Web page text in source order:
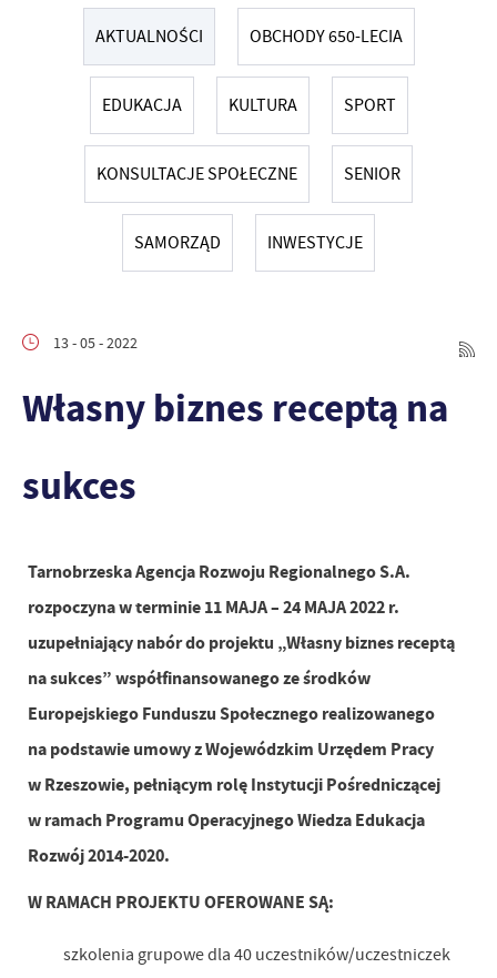
AKTUALNOŚCI OBCHODY 650-LECIA
EDUKACJA KULTURA SPORT
KONSULTACJE SPOŁECZNE SENIOR
SAMORZĄD INWESTYCJE
13 - 05 - 2022
Własny biznes receptą na
sukces
Tarnobrzeska Agencja Rozwoju Regionalnego S.A.
rozpoczyna w terminie 11 MAJA – 24 MAJA 2022 r.
uzupełniający nabór do projektu „Własny biznes receptą
na sukces” współfinansowanego ze środków
Europejskiego Funduszu Społecznego realizowanego
na podstawie umowy z Wojewódzkim Urzędem Pracy
w Rzeszowie, pełniącym rolę Instytucji Pośredniczącej
w ramach Programu Operacyjnego Wiedza Edukacja
Rozwój 2014-2020.
W RAMACH PROJEKTU OFEROWANE SĄ:
szkolenia grupowe dla 40 uczestników/uczestniczek